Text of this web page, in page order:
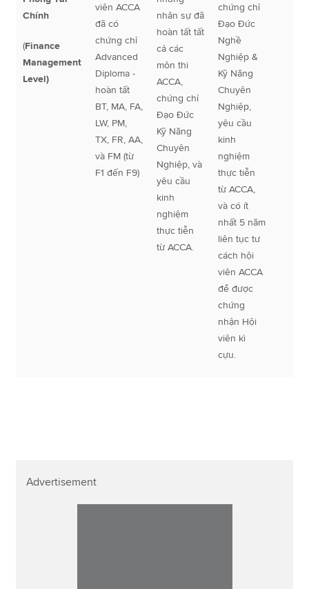
Chính
(Finance
Management
Level)
viên ACCA
đã có
chứng chỉ
Advanced
Diploma -
hoàn tất
BT, MA, FA,
LW, PM,
TX, FR, AA,
và FM (từ
F1 đến F9)
nhân sự đã
hoàn tất tất
cả các
môn thi
ACCA,
chứng chỉ
Đạo Đức
Kỹ Năng
Chuyên
Nghiệp, và
yêu cầu
kinh
nghiệm
thực tiễn
từ ACCA.
chứng chỉ
Đạo Đức
Nghề
Nghiệp &
Kỹ Năng
Chuyên
Nghiệp,
yêu cầu
kinh
nghiệm
thực tiễn
từ ACCA,
và có ít
nhất 5 năm
liên tục tư
cách hội
viên ACCA
để được
chứng
nhận Hội
viên kì
cựu.
Advertisement